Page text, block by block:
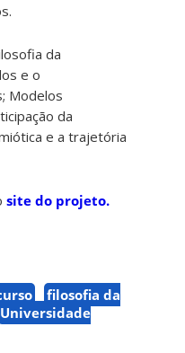
da
e o
Modelos
da
e a trajetória
site do projeto.
filosofia da
Universidade